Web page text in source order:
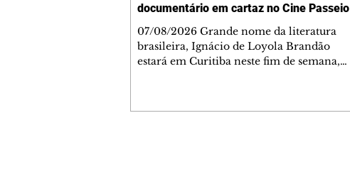
documentário em cartaz no Cine Passeio
07/08/2026 Grande nome da literatura
brasileira, Ignácio de Loyola Brandão
estará em Curitiba neste fim de semana,